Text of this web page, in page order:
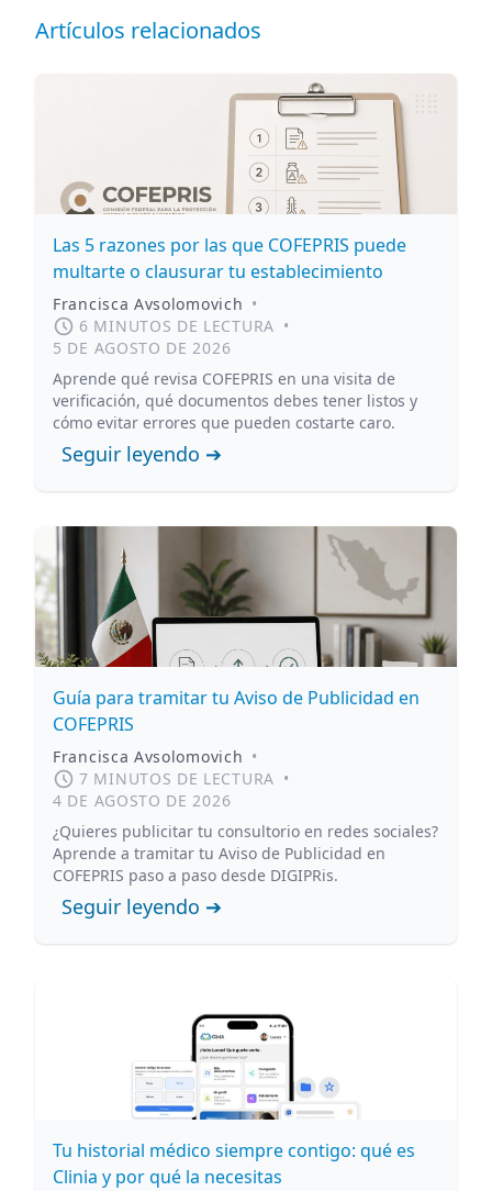
Artículos relacionados
Las 5 razones por las que COFEPRIS puede
multarte o clausurar tu establecimiento
Francisca Avsolomovich •
6 MINUTOS DE LECTURA •
5 DE AGOSTO DE 2026
Aprende qué revisa COFEPRIS en una visita de
verificación, qué documentos debes tener listos y
cómo evitar errores que pueden costarte caro.
Seguir leyendo ➔
Guía para tramitar tu Aviso de Publicidad en
COFEPRIS
Francisca Avsolomovich •
7 MINUTOS DE LECTURA •
4 DE AGOSTO DE 2026
¿Quieres publicitar tu consultorio en redes sociales?
Aprende a tramitar tu Aviso de Publicidad en
COFEPRIS paso a paso desde DIGIPRis.
Seguir leyendo ➔
Tu historial médico siempre contigo: qué es
Clinia y por qué la necesitas